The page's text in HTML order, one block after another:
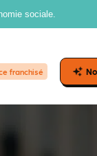
sociale.
franchisé